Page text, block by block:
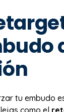
tu embudo
como el